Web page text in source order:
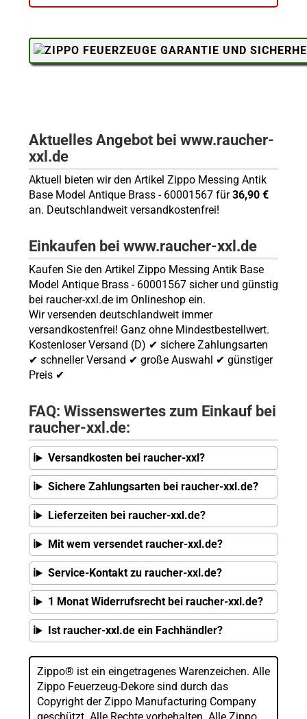
Aktuelles Angebot bei www.raucher-
xxl.de
Aktuell bieten wir den Artikel Zippo Messing Antik
Base Model Antique Brass - 60001567 für36,90 €
an. Deutschlandweit versandkostenfrei!
Einkaufen bei www.raucher-xxl.de
Kaufen Sie den Artikel Zippo Messing Antik Base
Model Antique Brass - 60001567 sicher und günstig
bei raucher-xxl.de im Onlineshop ein.
Wir versenden deutschlandweit immer
versandkostenfrei! Ganz ohne Mindestbestellwert.
Kostenloser Versand (D) ✔ sichere Zahlungsarten
✔ schneller Versand ✔ große Auswahl ✔ günstiger
Preis ✔
FAQ: Wissenswertes zum Einkauf bei
raucher-xxl.de:
Versandkosten bei raucher-xxl?
Sichere Zahlungsarten bei raucher-xxl.de?
Lieferzeiten bei raucher-xxl.de?
Mit wem versendet raucher-xxl.de?
Service-Kontakt zu raucher-xxl.de?
1 Monat Widerrufsrecht bei raucher-xxl.de?
Ist raucher-xxl.de ein Fachhändler?
Zippo® ist ein eingetragenes Warenzeichen. Alle
Zippo Feuerzeug-Dekore sind durch das
Copyright der Zippo Manufacturing Company